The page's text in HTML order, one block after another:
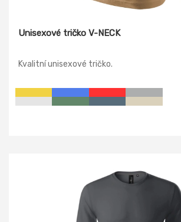
Unisexové tričko V-NECK
Kvalitní unisexové tričko.